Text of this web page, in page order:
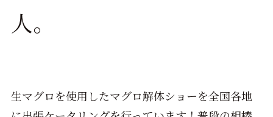
人。
生マグロを使用したマグロ解体ショーを全国各地